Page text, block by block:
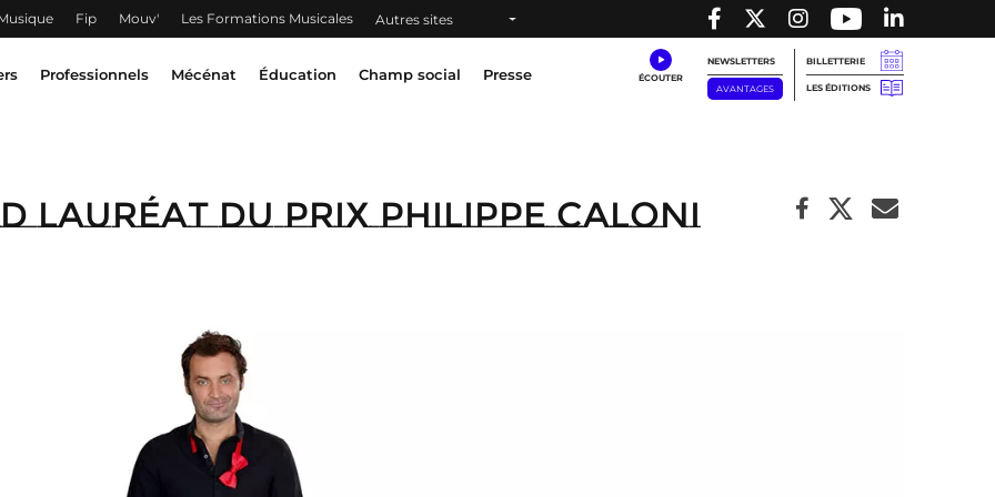
Fip Mouv' Les Formations Musicales Autres sites
Professionnels Mécénat Éducation Champ social Presse
NEWSLETTERS
AVANTAGES
BILLETTERIE
LES ÉDITIONS
lauréat du Prix Philippe Caloni